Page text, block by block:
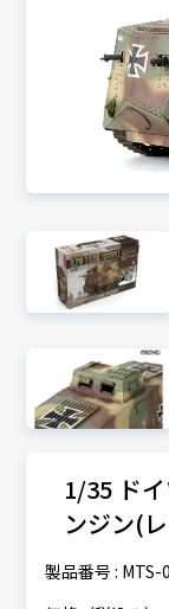
1/35 ド
ンジン(
製品番号 : MTS-